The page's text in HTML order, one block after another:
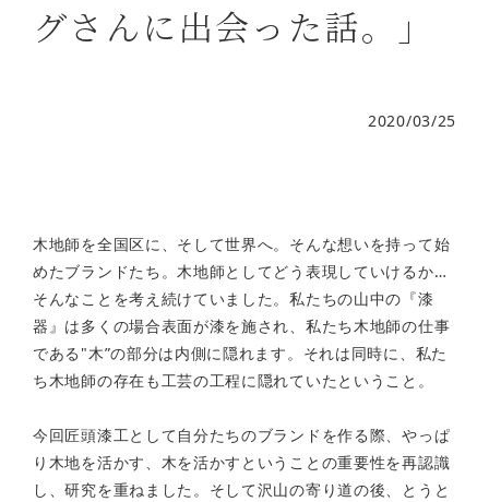
グさんに出会った話。」
2020/03/25
木地師を全国区に、そして世界へ。そんな想いを持って始
めたブランドたち。木地師としてどう表現していけるか…
そんなことを考え続けていました。私たちの山中の『漆
器』は多くの場合表面が漆を施され、私たち木地師の仕事
である"木”の部分は内側に隠れます。それは同時に、私た
ち木地師の存在も工芸の工程に隠れていたということ。
今回匠頭漆工として自分たちのブランドを作る際、やっぱ
り木地を活かす、木を活かすということの重要性を再認識
し、研究を重ねました。そして沢山の寄り道の後、とうと